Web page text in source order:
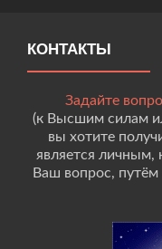
КОНТАКТЫ
Задайте
(к Высшим силам
вы хотите
является личным,
Ваш вопрос,